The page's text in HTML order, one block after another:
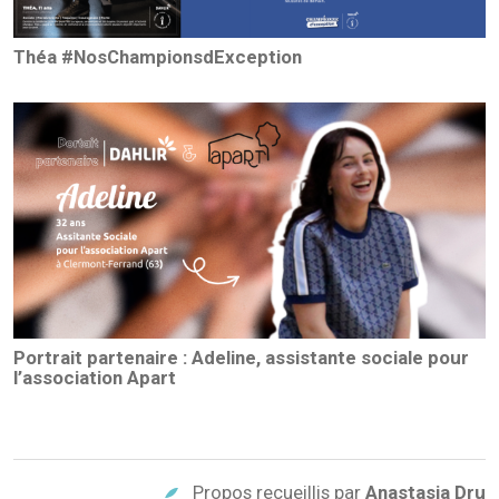
Théa #NosChampionsdException
Portrait partenaire : Adeline, assistante sociale pour
l’association Apart
Propos recueillis par Anastasia Dru